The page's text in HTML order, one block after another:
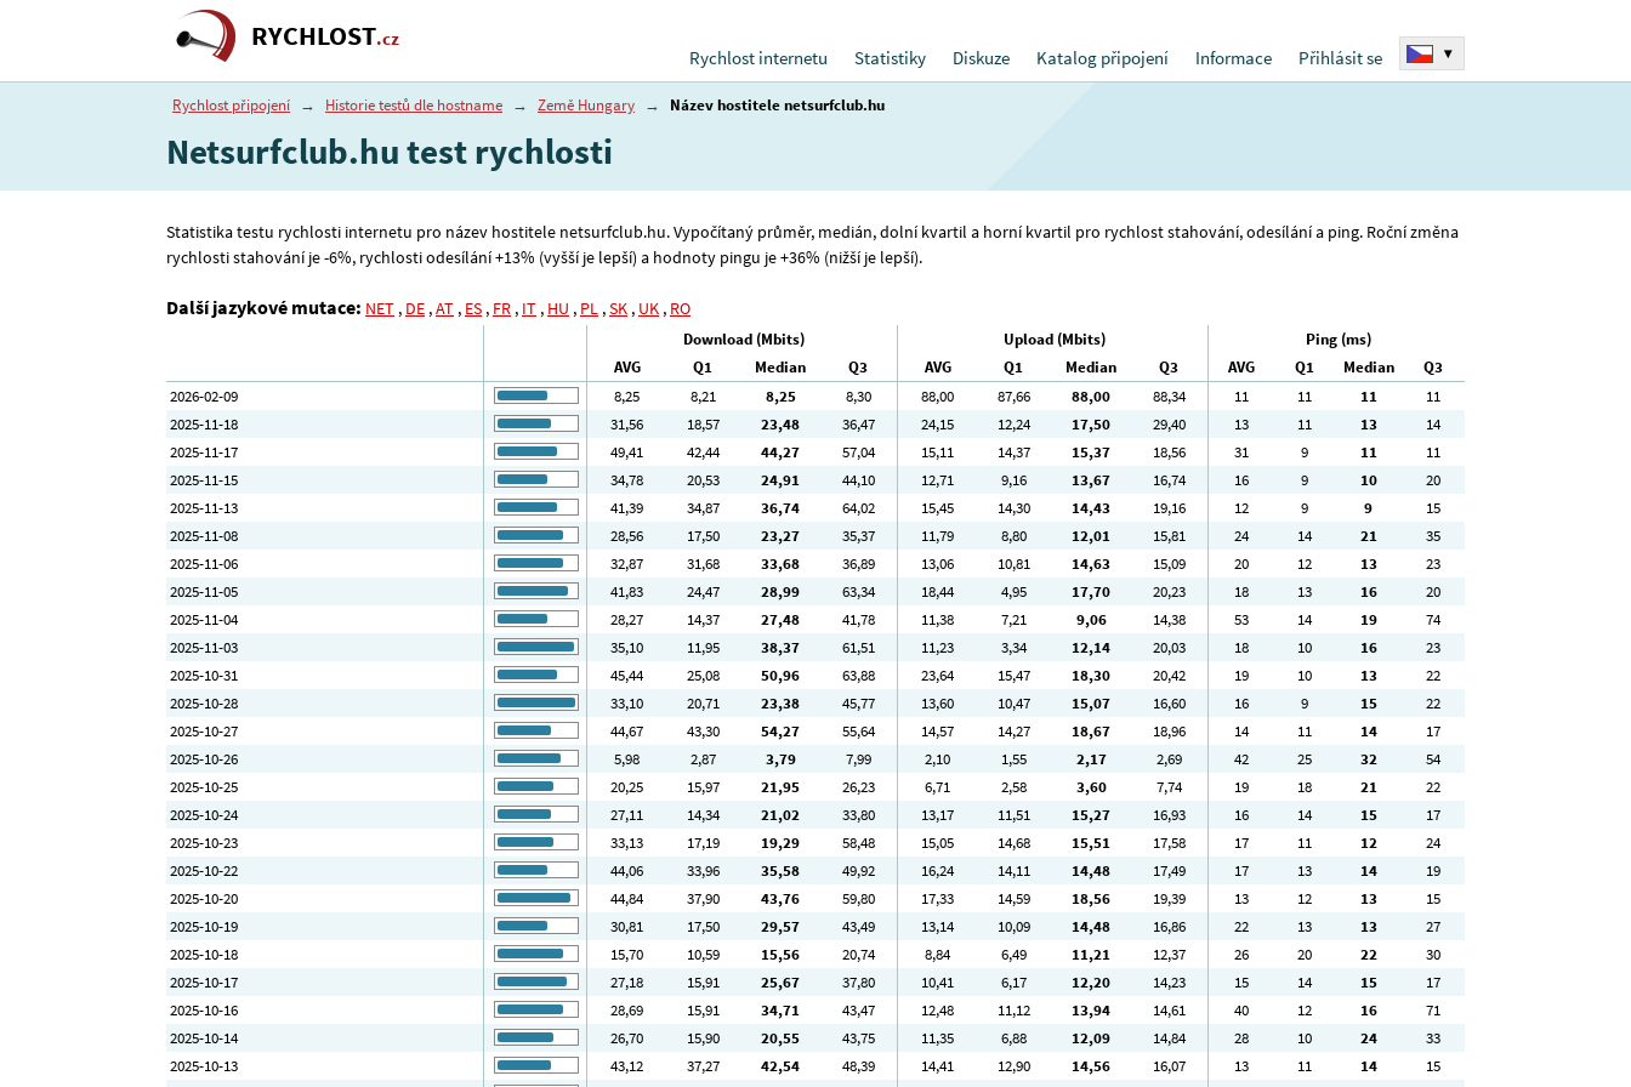
RYCHLOST.cz
Rychlost internetu
Statistiky Diskuze Katalog připojení Informace Přihlásit se ▾
Rychlost připojení → Historie testů dle hostname → Země Hungary → Název hostitele netsurfclub.hu
Netsurfclub.hu test rychlosti
Statistika testu rychlosti internetu pro název hostitele netsurfclub.hu. Vypočítaný průměr, medián, dolní kvartil a horní kvartil pro rychlost stahování, odesílání a ping. Roční změna
rychlosti stahování je -6%, rychlosti odesílání +13% (vyšší je lepší) a hodnoty pingu je +36% (nižší je lepší).
Další jazykové mutace: NET , DE ,AT , ES , FR , IT , HU , PL ,SK , UK , RO
Download (Mbits) Upload (Mbits)
Ping (ms)
AVG
Q1 Median Q3 AVG Q1 Median Q3 AVG Q1 Median
Q3
2026-02-09
8,25 8,21 8,25 8,30 88,00 87,66 88,00 88,34 11 11 11
11
2025-11-18
31,56 18,57 23,48 36,47 24,15 12,24 17,50 29,40 13 11 13
14
2025-11-17
49,41 42,44 44,27 57,04 15,11 14,37 15,37 18,56 31 9 11
11
2025-11-15
34,78 20,53 24,91 44,10 12,71 9,16 13,67 16,74 16 9 10
20
2025-11-13
41,39 34,87 36,74 64,02 15,45 14,30 14,43 19,16 12 9 9
15
2025-11-08
28,56 17,50 23,27 35,37 11,79 8,80 12,01 15,81 24 14 21
35
2025-11-06
32,87 31,68 33,68 36,89 13,06 10,81 14,63 15,09 20 12 13
23
2025-11-05
41,83 24,47 28,99 63,34 18,44 4,95 17,70 20,23 18 13 16
20
2025-11-04
28,27 14,37 27,48 41,78 11,38 7,21 9,06 14,38 53 14 19
74
2025-11-03
35,10 11,95 38,37 61,51 11,23 3,34 12,14 20,03 18 10 16
23
2025-10-31
45,44 25,08 50,96 63,88 23,64 15,47 18,30 20,42 19 10 13
22
2025-10-28
33,10 20,71 23,38 45,77 13,60 10,47 15,07 16,60 16 9 15
22
2025-10-27
44,67 43,30 54,27 55,64 14,57 14,27 18,67 18,96 14 11 14
17
2025-10-26
5,98 2,87 3,79 7,99 2,10 1,55 2,17 2,69 42 25 32
54
2025-10-25
20,25 15,97 21,95 26,23 6,71 2,58 3,60 7,74 19 18 21
22
2025-10-24
27,11 14,34 21,02 33,80 13,17 11,51 15,27 16,93 16 14 15
17
2025-10-23
33,13 17,19 19,29 58,48 15,05 14,68 15,51 17,58 17 11 12
24
2025-10-22
44,06 33,96 35,58 49,92 16,24 14,11 14,48 17,49 17 13 14
19
2025-10-20
44,84 37,90 43,76 59,80 17,33 14,59 18,56 19,39 13 12 13
15
2025-10-19
30,81 17,50 29,57 43,49 13,14 10,09 14,48 16,86 22 13 13
27
2025-10-18
15,70 10,59 15,56 20,74 8,84 6,49 11,21 12,37 26 20 22
30
2025-10-17
27,18 15,91 25,67 37,80 10,41 6,17 12,20 14,23 15 14 15
17
2025-10-16
28,69 15,91 34,71 43,47 12,48 11,12 13,94 14,61 40 12 16
71
2025-10-14
26,70 15,90 20,55 43,75 11,35 6,88 12,09 14,84 28 10 24
33
2025-10-13
43,12 37,27 42,54 48,39 14,41 12,90 14,56 16,07 13 11 14
15